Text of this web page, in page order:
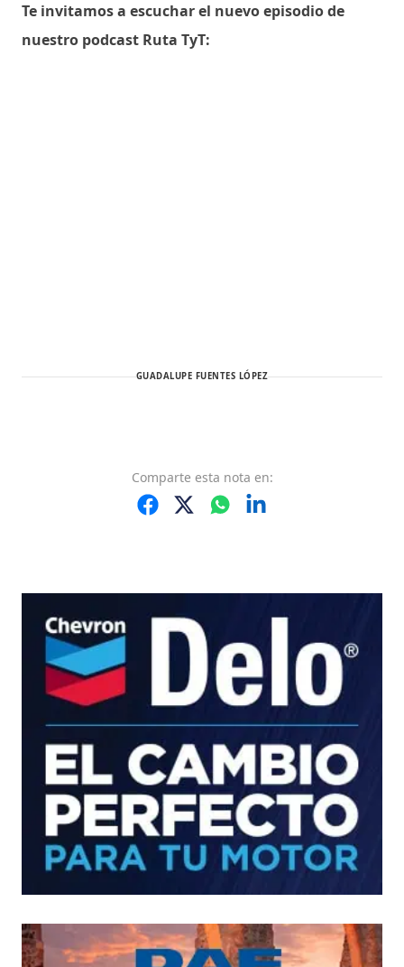
Te invitamos a escuchar el nuevo episodio de
nuestro podcast Ruta TyT:
GUADALUPE FUENTES LÓPEZ
Comparte esta nota en: